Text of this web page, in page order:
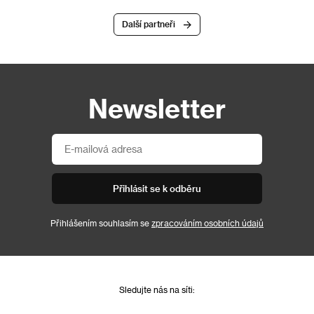
Další partneři
Newsletter
Přihlásit se k odběru
Přihlášením souhlasím se zpracováním osobních údajů
Sledujte nás na síti: